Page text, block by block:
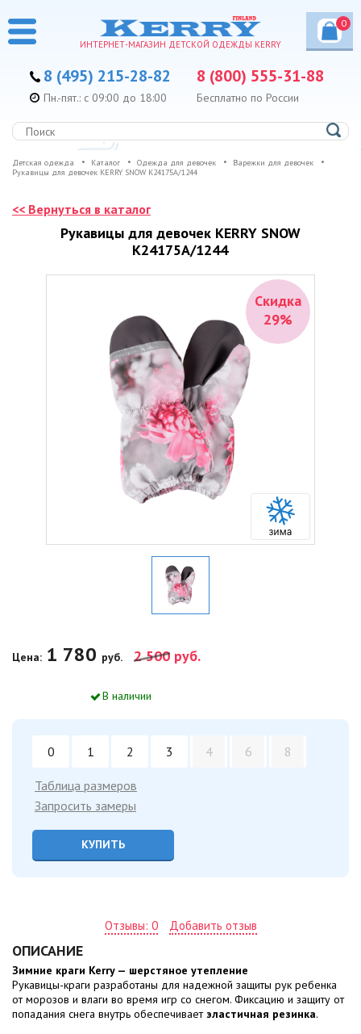
ИНТЕРНЕТ-МАГАЗИН ДЕТСКОЙ ОДЕЖДЫ KERRY
0
8 (495) 215-28-82 8 (800) 555-31-88
Бесплатно по России
Пн.-пят.: с 09:00 до 18:00
Детская одежда Каталог Одежда для девочек
Варежки для девочек
Рукавицы для девочек KERRY SNOW K24175A/1244
<< Вернуться в каталог
Рукавицы для девочек KERRY SNOW
K24175A/1244
Скидка
29%
Цена: 1 780 руб. 2 500 руб.
В наличии
0 1 2 3 4 6 8
Таблица размеров
Запросить замеры
КУПИТЬ
Отзывы: 0 Добавить отзыв
ОПИСАНИЕ
Зимние краги Kerry — шерстяное утепление
Рукавицы-краги разработаны для надежной защиты рук ребенка
от морозов и влаги во время игр со снегом. Фиксацию и защиту от
попадания снега внутрь обеспечивает эластичная резинка.